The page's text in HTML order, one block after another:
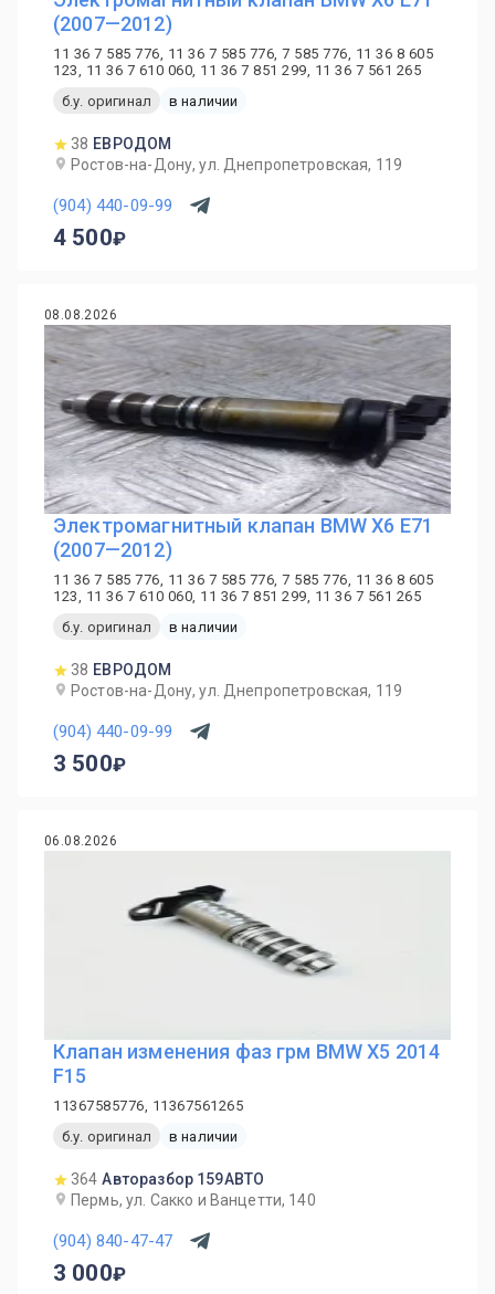
(2007—2012)
11 36 7 585 776, 11 36 7 585 776, 7 585 776, 11 36 8 605
123, 11 36 7 610 060, 11 36 7 851 299, 11 36 7 561 265
б.у. оригинал
в наличии
38 ЕВРОДОМ
Ростов-на-Дону, ул. Днепропетровская, 119
(904) 440-09-99
4 500
08.08.2026
Электромагнитный клапан BMW X6 E71
(2007—2012)
11 36 7 585 776, 11 36 7 585 776, 7 585 776, 11 36 8 605
123, 11 36 7 610 060, 11 36 7 851 299, 11 36 7 561 265
б.у. оригинал
в наличии
38 ЕВРОДОМ
Ростов-на-Дону, ул. Днепропетровская, 119
(904) 440-09-99
3 500
06.08.2026
Клапан изменения фаз грм BMW X5 2014
F15
11367585776, 11367561265
б.у. оригинал
в наличии
364 Авторазбор 159АВТО
Пермь, ул. Сакко и Ванцетти, 140
(904) 840-47-47
3 000